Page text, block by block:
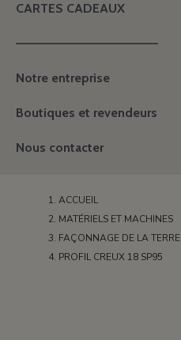
CARTES CADEAUX
———————————————
Notre entreprise
Boutiques et revendeurs
Nous contacter
ACCUEIL
MATÉRIELS ET MACHINES
FAÇONNAGE DE LA TERRE
PROFIL CREUX 18 SP95